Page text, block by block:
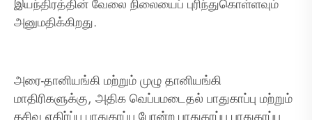
இயந்திரத்தின் வேலை நிலையைப் புரிந்துகொள்ளவும்
அனுமதிக்கிறது.
அரை-தானியங்கி மற்றும் முழு தானியங்கி
மாதிரிகளுக்கு, அதிக வெப்பமடைதல் பாதுகாப்பு மற்றும்